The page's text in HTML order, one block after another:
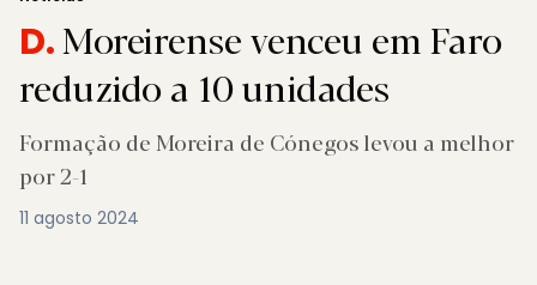
D.Moreirense venceu em Faro
reduzido a 10 unidades
Formação de Moreira de Cónegos levou a melhor
por 2-1
11 agosto 2024